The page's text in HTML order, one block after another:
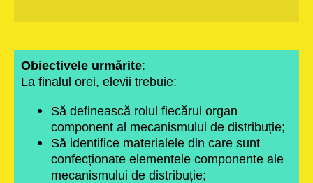
Obiectivele urmărite:
La finalul orei, elevii trebuie:
Să definească rolul fiecărui organ
component al mecanismului de distribuție;
Să identifice materialele din care sunt
confecționate elementele componente ale
mecanismului de distribuție;